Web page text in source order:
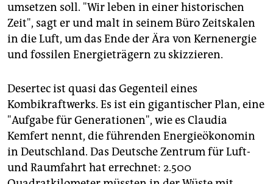
umsetzen soll. "Wir leben in einer historischen
Zeit", sagt er und malt in seinem Büro Zeitskalen
in die Luft, um das Ende der Ära von Kernenergie
und fossilen Energieträgern zu skizzieren.
Desertec ist quasi das Gegenteil eines
Kombikraftwerks. Es ist ein gigantischer Plan, eine
"Aufgabe für Generationen", wie es Claudia
Kemfert nennt, die führenden Energieökonomin
in Deutschland. Das Deutsche Zentrum für Luft-
und Raumfahrt hat errechnet: 2.500